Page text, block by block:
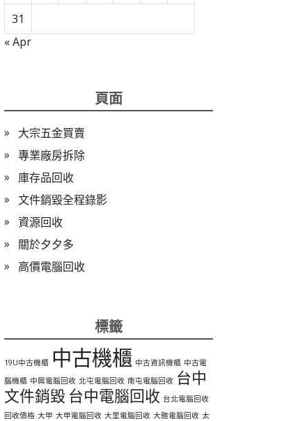
31
« Apr
頁面
大宗五金買賣
專業廠房拆除
庫存品回收
文件銷毀全程錄影
資源回收
關於夕夕多
高價電腦回收
標籤
19U中古機櫃 中古機櫃 中古資訊機櫃 中古電
腦機櫃 中興電腦回收 北屯電腦回收 南屯電腦回收 台中
文件銷毀 台中電腦回收 台北電腦回收
回收價格 大甲 大甲電腦回收 大里電腦回收 大雅電腦回收 太